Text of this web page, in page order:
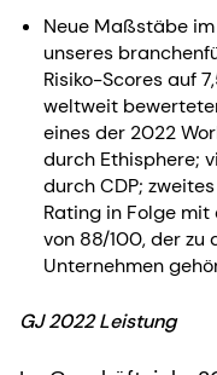
Neue Maßstäbe im
unseres
Risiko-Scores auf
weltweit
eines der 2022
durch Ethisphere;
durch CDP;
Rating in Folge
von 88/100, der zu
Unternehmen
GJ 2022 Leistung